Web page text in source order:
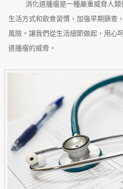
消化道腫瘤是一種嚴重威脅人
生活方式和飲食習慣，加強早期篩查
風險。讓我們從生活細節做起，用心
道腫瘤的威脅。